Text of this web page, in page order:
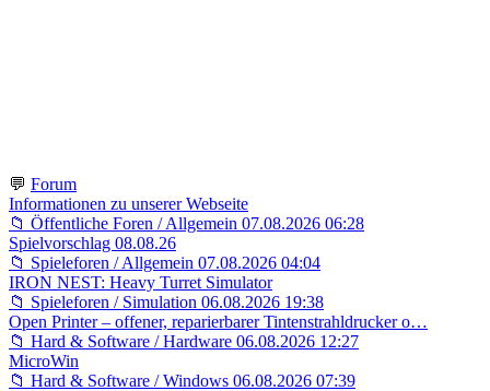
💬 Forum
Informationen zu unserer Webseite
📁 Öffentliche Foren / Allgemein 07.08.2026 06:28
Spielvorschlag 08.08.26
📁 Spieleforen / Allgemein 07.08.2026 04:04
IRON NEST: Heavy Turret Simulator
📁 Spieleforen / Simulation 06.08.2026 19:38
Open Printer – offener, reparierbarer Tintenstrahldrucker o…
📁 Hard & Software / Hardware 06.08.2026 12:27
MicroWin
📁 Hard & Software / Windows 06.08.2026 07:39